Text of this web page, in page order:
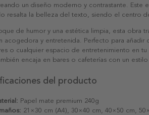
un diseño moderno y contrastante. Este
resalta la belleza del texto, siendo el centro
de humor y una estética limpia, esta obra
acogedora y entretenida. Perfecto para añadir
o cualquier espacio de entretenimiento en tu
encaja en bares o cafeterías con un
del producto
Papel mate premium 240g
21×30 cm (A4), 30×40 cm, 40×50 cm,